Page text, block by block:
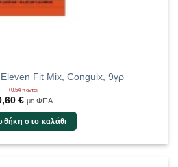
Fit Mix, Conguix, 9γρ
+0,54 πόντοι
€ με ΦΠΑ
στο καλάθι